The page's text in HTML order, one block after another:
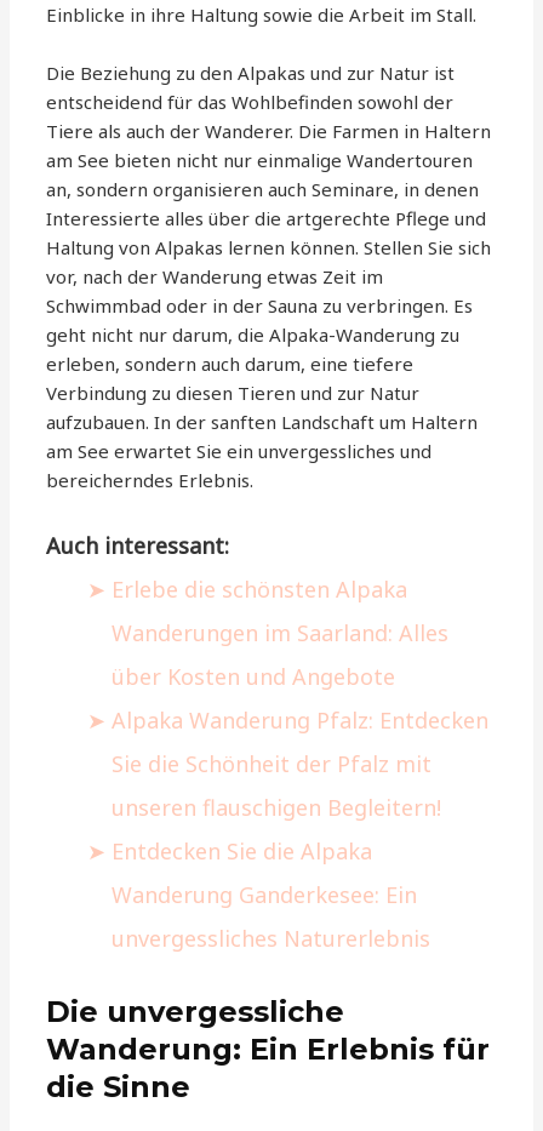
Einblicke in ihre Haltung sowie die Arbeit im Stall.
Die Beziehung zu den Alpakas und zur Natur ist
entscheidend für das Wohlbefinden sowohl der
Tiere als auch der Wanderer. Die Farmen in Haltern
am See bieten nicht nur einmalige Wandertouren
an, sondern organisieren auch Seminare, in denen
Interessierte alles über die artgerechte Pflege und
Haltung von Alpakas lernen können. Stellen Sie sich
vor, nach der Wanderung etwas Zeit im
Schwimmbad oder in der Sauna zu verbringen. Es
geht nicht nur darum, die Alpaka-Wanderung zu
erleben, sondern auch darum, eine tiefere
Verbindung zu diesen Tieren und zur Natur
aufzubauen. In der sanften Landschaft um Haltern
am See erwartet Sie ein unvergessliches und
bereicherndes Erlebnis.
Auch interessant:
Erlebe die schönsten Alpaka
Wanderungen im Saarland: Alles
über Kosten und Angebote
Alpaka Wanderung Pfalz: Entdecken
Sie die Schönheit der Pfalz mit
unseren flauschigen Begleitern!
Entdecken Sie die Alpaka
Wanderung Ganderkesee: Ein
unvergessliches Naturerlebnis
Die unvergessliche
Wanderung: Ein Erlebnis für
die Sinne